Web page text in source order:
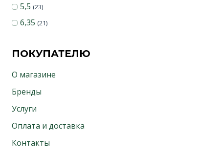
5,5 (23)
6,35 (21)
ПОКУПАТЕЛЮ
О магазине
Бренды
Услуги
Оплата и доставка
Контакты